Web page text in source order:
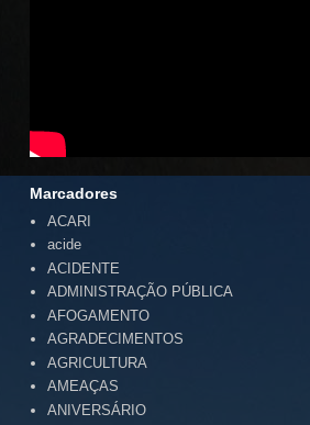
Marcadores
ACARI
acide
ACIDENTE
ADMINISTRAÇÃO PÚBLICA
AFOGAMENTO
AGRADECIMENTOS
AGRICULTURA
AMEAÇAS
ANIVERSÁRIO